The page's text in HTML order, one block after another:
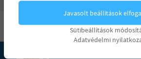
Érdeklődjön a
Javasolt beállítások
Sütibeállítások
Adatvédelmi